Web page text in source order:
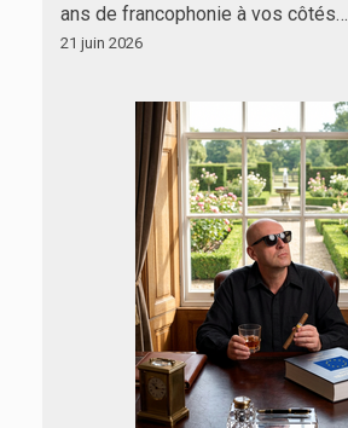
ans de francophonie à vos côtés…
21 juin 2026